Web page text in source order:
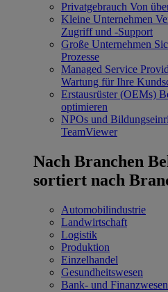
Privatgebrauch Von
Kleine Unternehmen
Zugriff und -Support
Große Unternehmen
Prozesse
Managed Service
Wartung für Ihre
Erstausrüster (OEMs)
optimieren
NPOs und
TeamViewer
Nach Branchen
sortiert nach
Automobilindustrie
Landwirtschaft
Logistik
Produktion
Einzelhandel
Gesundheitswesen
Bank- und Finanzwesen